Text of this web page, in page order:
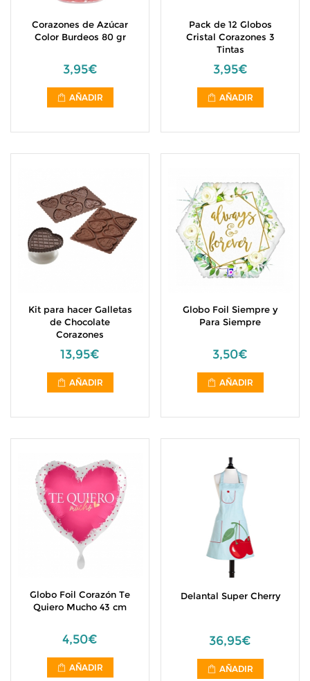
Corazones de Azúcar
Color Burdeos 80 gr
3,95€
AÑADIR
Pack de 12 Globos
Cristal Corazones 3
Tintas
3,95€
AÑADIR
Kit para hacer Galletas
de Chocolate
Corazones
13,95€
AÑADIR
Globo Foil Siempre y
Para Siempre
3,50€
AÑADIR
Globo Foil Corazón Te
Quiero Mucho 43 cm
4,50€
AÑADIR
Delantal Super Cherry
36,95€
AÑADIR